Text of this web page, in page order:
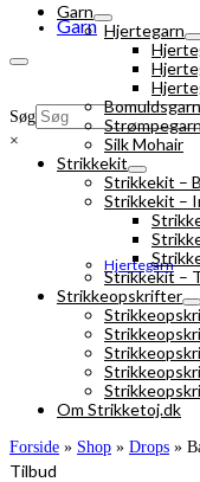
Garn
Hjertegarn
Søg
×
Garn
Hjertegarn
Bomuldsgarn
Silk Mohair
Strikkekit
Strikkekit –
Strikkekit –
Strikkekit –
Strikkeopskrifter
Om Strikketoj.dk
Forside » Shop » Drops »
Tilbud